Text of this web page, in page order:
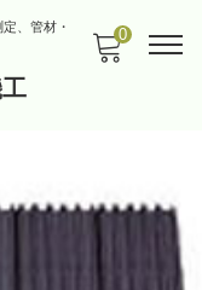
、管材・
0